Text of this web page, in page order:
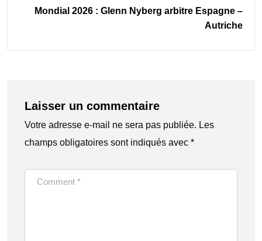
Mondial 2026 : Glenn Nyberg arbitre Espagne –
Autriche
Laisser un commentaire
Votre adresse e-mail ne sera pas publiée. Les
champs obligatoires sont indiqués avec *